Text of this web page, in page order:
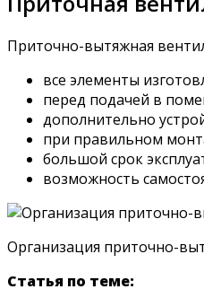
Приточно-вытяжная
все элементы
перед подачей в
дополнительно
при правильном
большой срок
возможность
Организация приточно-
Статья по теме: